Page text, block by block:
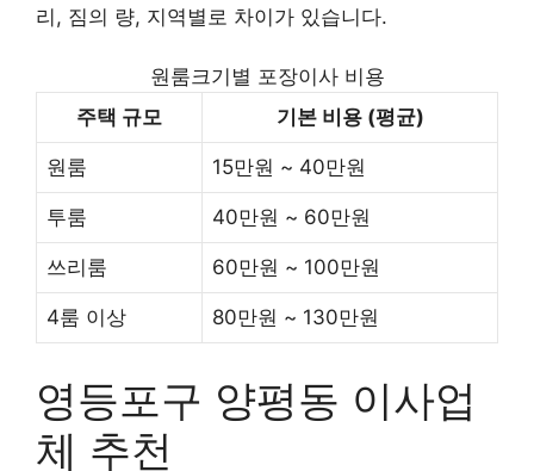
리, 짐의 량, 지역별로 차이가 있습니다.
원룸크기별 포장이사 비용
주택 규모
기본 비용 (평균)
원룸 15만원 ~ 40만원
투룸 40만원 ~ 60만원
쓰리룸 60만원 ~ 100만원
4룸 이상 80만원 ~ 130만원
영등포구 양평동 이사업
체 추천